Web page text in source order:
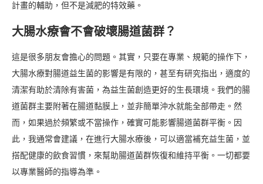
計畫的輔助，但不是減肥的特效藥。
大腸水療會不會破壞腸道菌群？
這是很多朋友會擔心的問題。其實，只要在專業、規範的操作下，
大腸水療對腸道益生菌的影響是有限的，甚至有研究指出，適度的
清潔有助於清除有害菌，為益生菌創造更好的生長環境。我們的腸
道菌群主要附著在腸道黏膜上，並非簡單沖水就能全部帶走。然
而，如果過於頻繁或不當操作，確實可能影響腸道菌群平衡。因
此，我通常會建議，在進行大腸水療後，可以適當補充益生菌，並
搭配健康的飲食習慣，來幫助腸道菌群恢復和維持平衡。一切都要
以專業醫師的指導為準。